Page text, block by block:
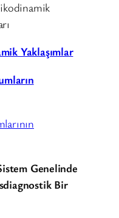
Yaklaşımlar
Genelinde
Bir